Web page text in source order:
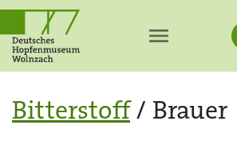
menu
Bitterstoff/ Brauer